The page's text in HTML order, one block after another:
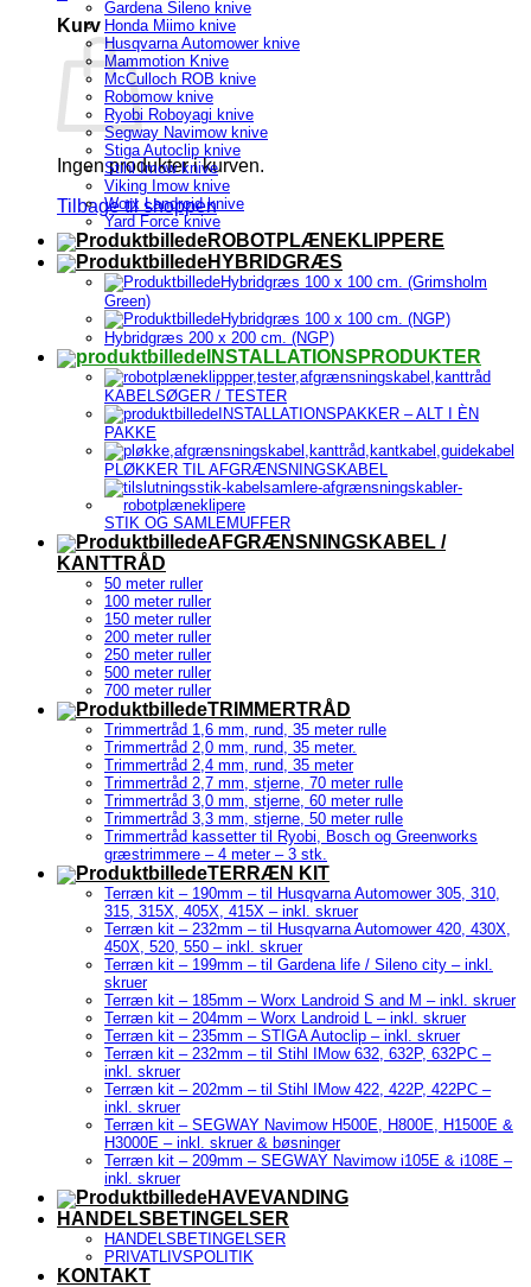
Kurv
Ingen produkter i kurven.
Tilbage til shoppen
Gardena Sileno knive
Honda Miimo knive
Husqvarna Automower knive
Mammotion Knive
McCulloch ROB knive
Robomow knive
Ryobi Roboyagi knive
Segway Navimow knive
Stiga Autoclip knive
Stihl Imow knive
Viking Imow knive
Worx Landroid knive
Yard Force knive
ROBOTPLÆNEKLIPPERE
HYBRIDGRÆS
Hybridgræs 100 x 100 cm. (Grimsholm
Green)
Hybridgræs 100 x 100 cm. (NGP)
Hybridgræs 200 x 200 cm. (NGP)
INSTALLATIONSPRODUKTER
KABELSØGER / TESTER
INSTALLATIONSPAKKER – ALT I ÈN
PAKKE
PLØKKER TIL AFGRÆNSNINGSKABEL
STIK OG SAMLEMUFFER
AFGRÆNSNINGSKABEL /
KANTTRÅD
50 meter ruller
100 meter ruller
150 meter ruller
200 meter ruller
250 meter ruller
500 meter ruller
700 meter ruller
TRIMMERTRÅD
Trimmertråd 1,6 mm, rund, 35 meter rulle
Trimmertråd 2,0 mm, rund, 35 meter.
Trimmertråd 2,4 mm, rund, 35 meter
Trimmertråd 2,7 mm, stjerne, 70 meter rulle
Trimmertråd 3,0 mm, stjerne, 60 meter rulle
Trimmertråd 3,3 mm, stjerne, 50 meter rulle
Trimmertråd kassetter til Ryobi, Bosch og Greenworks
græstrimmere – 4 meter – 3 stk.
TERRÆN KIT
Terræn kit – 190mm – til Husqvarna Automower 305, 310,
315, 315X, 405X, 415X – inkl. skruer
Terræn kit – 232mm – til Husqvarna Automower 420, 430X,
450X, 520, 550 – inkl. skruer
Terræn kit – 199mm – til Gardena life / Sileno city – inkl.
skruer
Terræn kit – 185mm – Worx Landroid S and M – inkl. skruer
Terræn kit – 204mm – Worx Landroid L – inkl. skruer
Terræn kit – 235mm – STIGA Autoclip – inkl. skruer
Terræn kit – 232mm – til Stihl IMow 632, 632P, 632PC –
inkl. skruer
Terræn kit – 202mm – til Stihl IMow 422, 422P, 422PC –
inkl. skruer
Terræn kit – SEGWAY Navimow H500E, H800E, H1500E &
H3000E – inkl. skruer & bøsninger
Terræn kit – 209mm – SEGWAY Navimow i105E & i108E –
inkl. skruer
HAVEVANDING
HANDELSBETINGELSER
HANDELSBETINGELSER
PRIVATLIVSPOLITIK
KONTAKT